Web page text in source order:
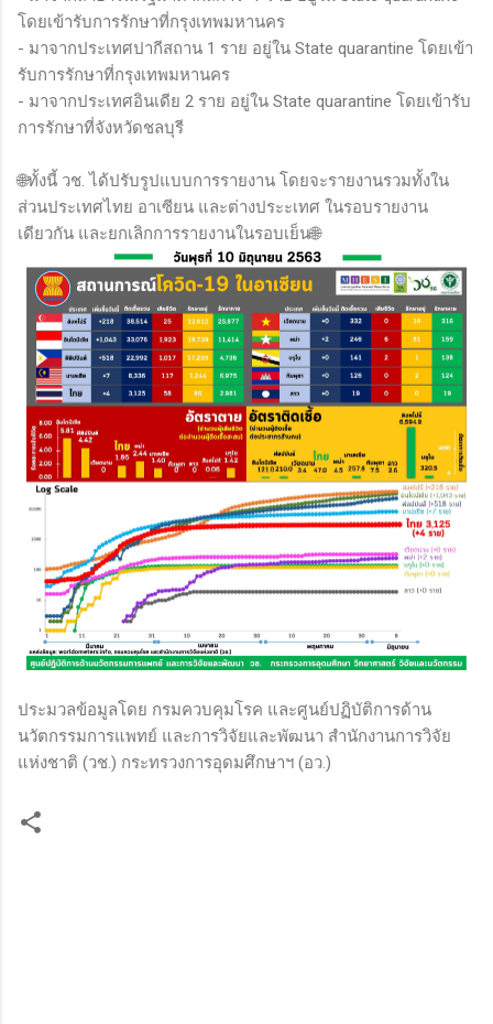
โดยเข้ารับการรักษาที่กรุงเทพมหานคร
- มาจากประเทศปากีสถาน 1 ราย อยู่ใน State quarantine โดยเข้า
รับการรักษาที่กรุงเทพมหานคร
- มาจากประเทศอินเดีย 2 ราย อยู่ใน State quarantine โดยเข้ารับ
การรักษาที่จังหวัดชลบุรี
🌐ทั้งนี้ วช. ได้ปรับรูปแบบการรายงาน โดยจะรายงานรวมทั้งใน
ส่วนประเทศไทย อาเซียน และต่างประะเทศ ในรอบรายงาน
เดียวกัน และยกเลิกการรายงานในรอบเย็น🌐
ประมวลข้อมูลโดย กรมควบคุมโรค และศูนย์ปฏิบัติการด้าน
นวัตกรรมการแพทย์ และการวิจัยและพัฒนา สำนักงานการวิจัย
แห่งชาติ (วช.) กระทรวงการอุดมศึกษาฯ (อว.)